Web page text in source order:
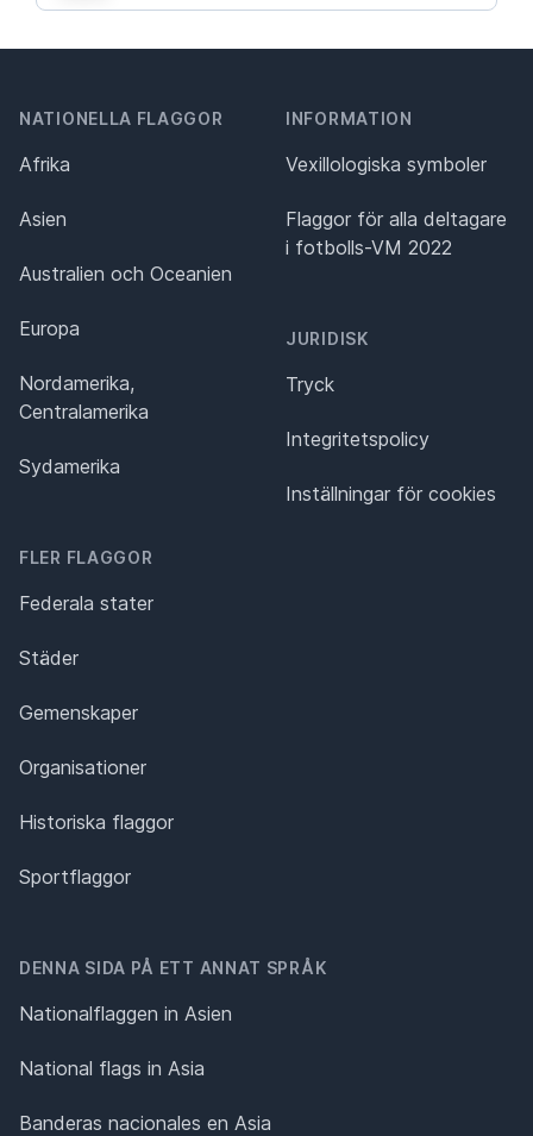
NATIONELLA FLAGGOR
Afrika
Asien
Australien och Oceanien
Europa
Nordamerika,
Centralamerika
Sydamerika
FLER FLAGGOR
Federala stater
Städer
Gemenskaper
Organisationer
Historiska flaggor
Sportflaggor
INFORMATION
Vexillologiska symboler
Flaggor för alla deltagare
i fotbolls-VM 2022
JURIDISK
Tryck
Integritetspolicy
Inställningar för cookies
DENNA SIDA PÅ ETT ANNAT SPRÅK
Nationalflaggen in Asien
National flags in Asia
Banderas nacionales en Asia